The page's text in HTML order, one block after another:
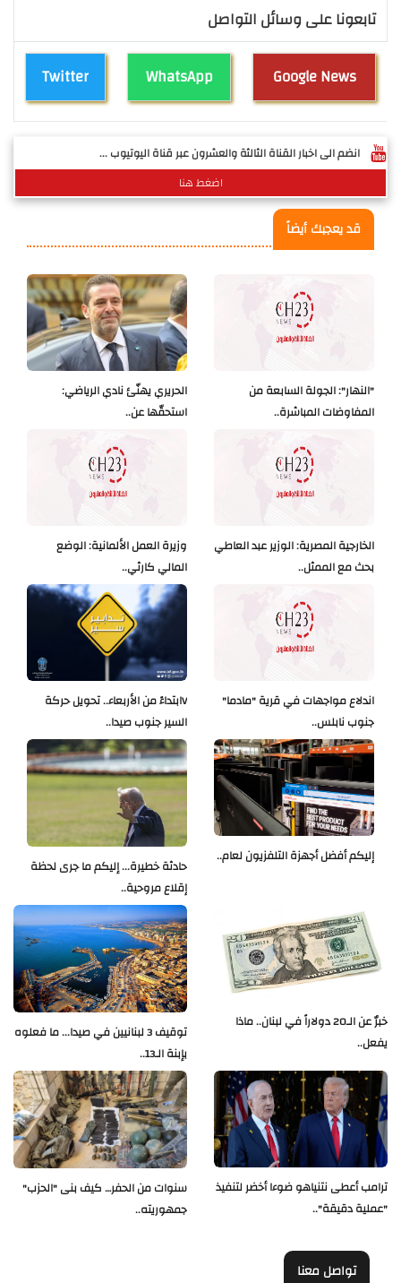
تابعونا على وسائل التواصل
Twitter WhatsApp Google News
انضم الى اخبار القناة الثالثة والعشرون عبر قناة اليوتيوب ...
اضغط هنا
قد يعجبك أيضاً
الحريري يهنّئ نادي الرياضي:
استحقّها عن..
"النهار": الجولة السابعة من
المفاوضات المباشرة..
وزيرة العمل الألمانية: الوضع
المالي كارثي..
الخارجية المصرية: الوزير عبد العاطي
بحث مع الممثل..
Vابتداءً من الأربعاء.. تحويل حركة
السير جنوب صيدا..
اندلاع مواجهات في قرية "مادما"
جنوب نابلس..
حادثة خطيرة... إليكم ما جرى لحظة
إقلاع مروحية..
إليكم أفضل أجهزة التلفزيون لعام..
توقيف 3 لبنانيين في صيدا... ما فعلوه
بإبنة الـ13..
خبرٌ عن الـ20 دولاراً في لبنان.. ماذا
يفعل..
سنوات من الحفر… كيف بنى "الحزب"
جمهوريته..
ترامب أعطى نتنياهو ضوءا أخضر لتنفيذ
"عملية دقيقة"..
تواصل معنا